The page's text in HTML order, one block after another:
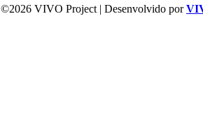
©2026 VIVO Project | Desenvolvido por